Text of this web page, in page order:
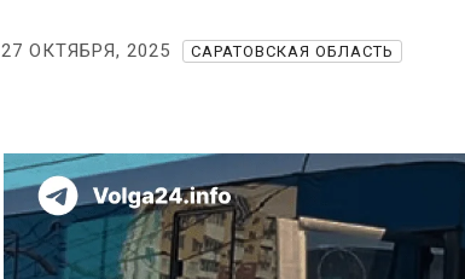
27 ОКТЯБРЯ, 2025 САРАТОВСКАЯ ОБЛАСТЬ